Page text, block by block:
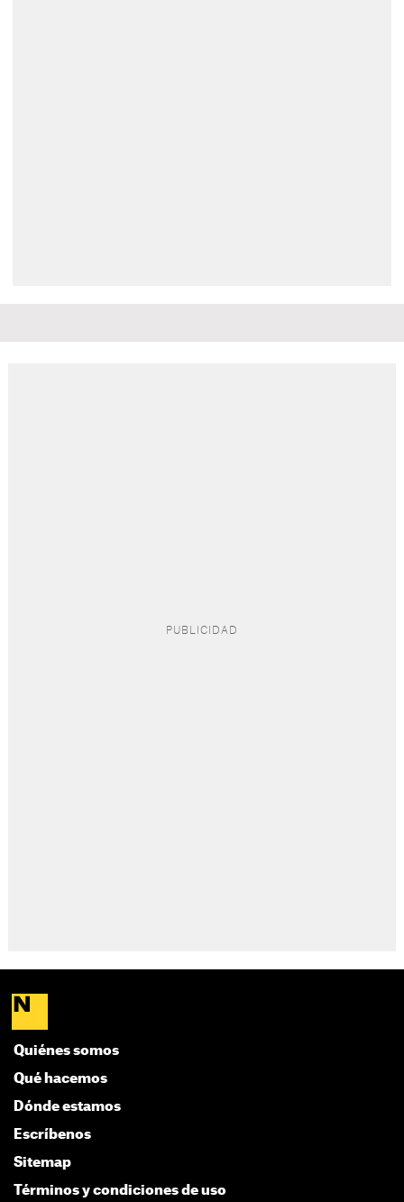
Quiénes somos
Qué hacemos
Dónde estamos
Escríbenos
Sitemap
Términos y condiciones de uso